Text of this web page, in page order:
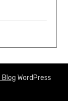
Blog WordPress